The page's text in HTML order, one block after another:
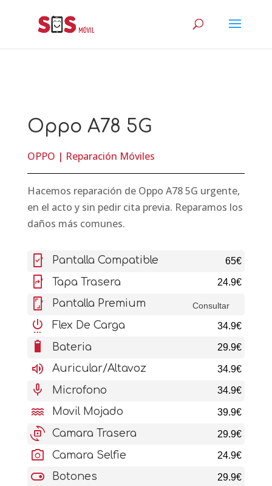
Oppo A78 5G
OPPO | Reparación Móviles
Hacemos reparación de Oppo A78 5G urgente,
en el acto y sin pedir cita previa. Reparamos los
daños más comunes.
mobile_friendly Pantalla Compatible 65€
mobile_screen_share Tapa Trasera 24.9€
screenshot Pantalla Premium Consultar
settings_power Flex De Carga 34.9€
battery_6_bar Bateria 29.9€
volume_up Auricular/Altavoz 34.9€
mic Microfono 34.9€
water Movil Mojado 39.9€
cameraswitch Camara Trasera 29.9€
photo_camera Camara Selfie 24.9€
toggle_on Botones 29.9€